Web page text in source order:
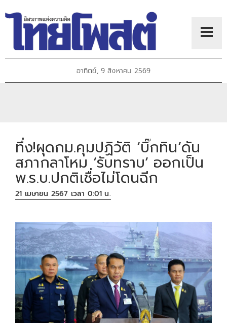
อาทิตย์, 9 สิงหาคม 2569
ทึ่ง!ผุดกม.คุมปฏิวัติ ‘บิ๊กทิน’ดัน
สภากลาโหม ‘รับทราบ’ ออกเป็น
พ.ร.บ.ปกติเชื่อไม่โดนฉีก
21 เมษายน 2567 เวลา 0:01 น.